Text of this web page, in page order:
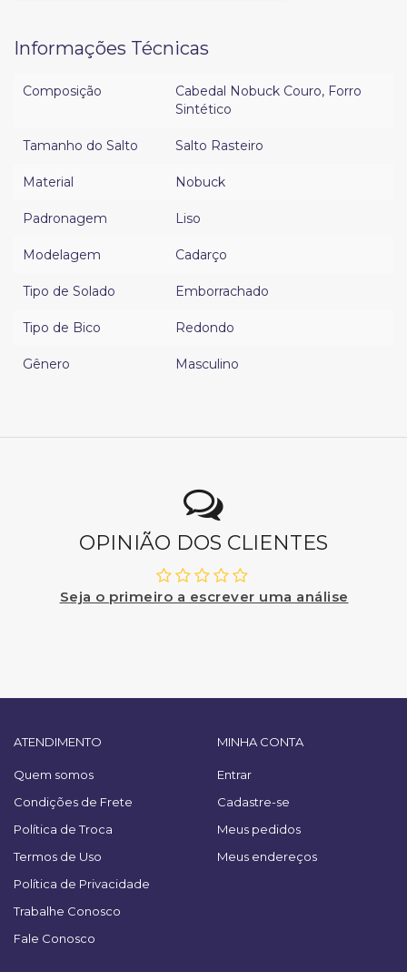
Informações Técnicas
Composição Cabedal Nobuck Couro, Forro
Sintético
Tamanho do Salto Salto Rasteiro
Material Nobuck
Padronagem Liso
Modelagem Cadarço
Tipo de Solado Emborrachado
Tipo de Bico Redondo
Gênero Masculino
OPINIÃO DOS CLIENTES
Seja o primeiro a escrever uma análise
ATENDIMENTO
Quem somos
Condições de Frete
Política de Troca
Termos de Uso
Política de Privacidade
Trabalhe Conosco
Fale Conosco
MINHA CONTA
Entrar
Cadastre-se
Meus pedidos
Meus endereços